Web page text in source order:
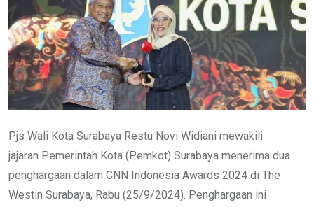
Pjs Wali Kota Surabaya Restu Novi Widiani mewakili
jajaran Pemerintah Kota (Pemkot) Surabaya menerima dua
penghargaan dalam CNN Indonesia Awards 2024 di The
Westin Surabaya, Rabu (25/9/2024). Penghargaan ini